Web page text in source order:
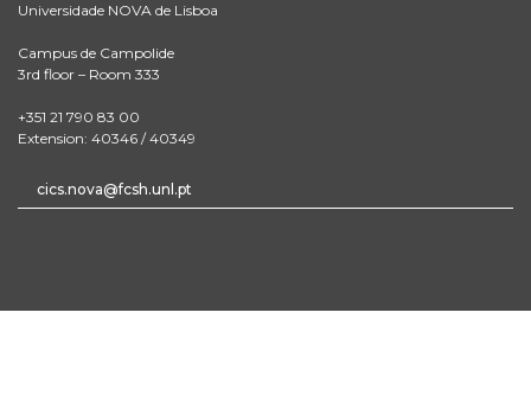
Universidade NOVA de Lisboa
Campus de Campolide
3rd floor – Room 333
+351 21 790 83 00
Extension: 40346 / 40349
cics.nova@fcsh.unl.pt